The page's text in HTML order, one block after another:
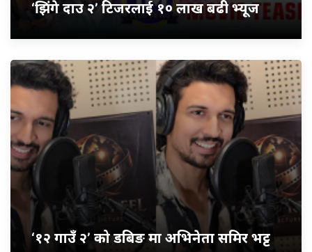
‘झिंगे दाउ २’ टिजरलाई १० लाख बढी भ्यूज
‘१२ गाउँ २’ को डबिङ मा अभिनेता समिर भट्ट